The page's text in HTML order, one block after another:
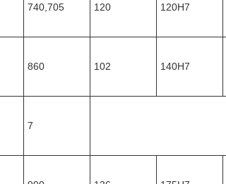
740,705 120 120Н7
860 102 140Н7
7